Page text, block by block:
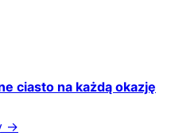
ciasto na każdą okazję
→